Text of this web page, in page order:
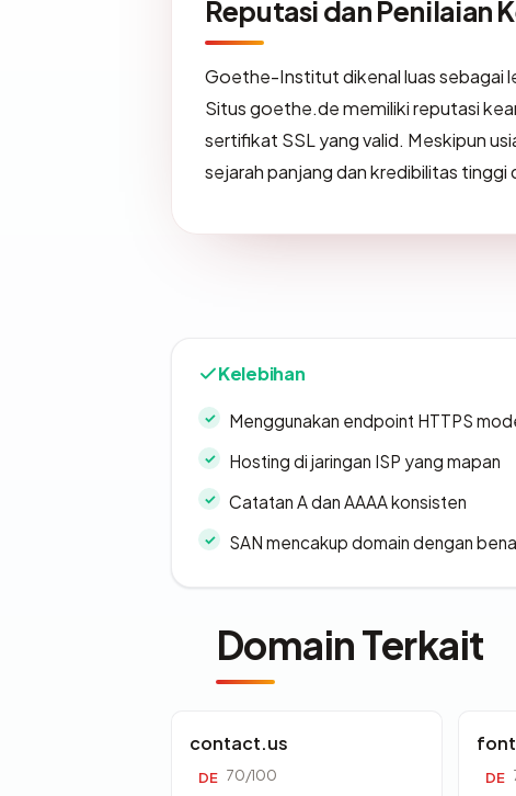
Reputasi dan Penilaian
Goethe-Institut dikenal luas sebagai
Situs goethe.de memiliki reputasi
sertifikat SSL yang valid. Meskipun
sejarah panjang dan kredibilitas
Kelebihan
Menggunakan endpoint HTTPS
Hosting di jaringan ISP yang mapan
Catatan A dan AAAA konsisten
SAN mencakup domain dengan
Domain Terkait
contact.us
DE 70/100 DE